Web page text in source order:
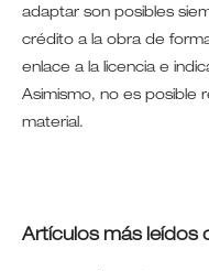
adaptar son posibles
crédito a la obra de
enlace a la licencia e
Asimismo, no es posible
material.
Artículos más leídos